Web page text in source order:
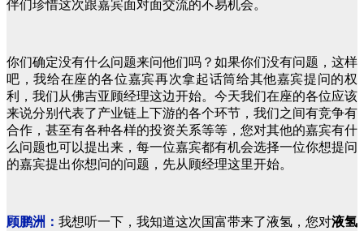
伴们珍惜这次跟嘉宾面对面交流的不易机会。
你们确定没有什么问题来问他们吗？如果你们没有问题，这样
吧，我给在座的各位嘉宾再次拿起话筒给其他嘉宾提问的权
利，我们从佛吉亚顾经理这边开始。今天我们在座的各位应该
来说分别代表了产业链上下游的各个环节，我们之间有竞争有
合作，甚至有各种各样的投资关系等等，您对其他的嘉宾有什
么问题也可以提出来，每一位嘉宾都有机会选择一位你想提问
的嘉宾提出你想问的问题，先从顾经理这里开始。
顾鹏洲： 我想听一下，我知道这次国富带来了液氢，您对液氢